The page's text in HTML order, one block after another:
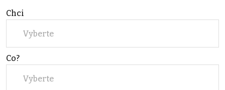
Chci
Vyberte
Co?
Vyberte